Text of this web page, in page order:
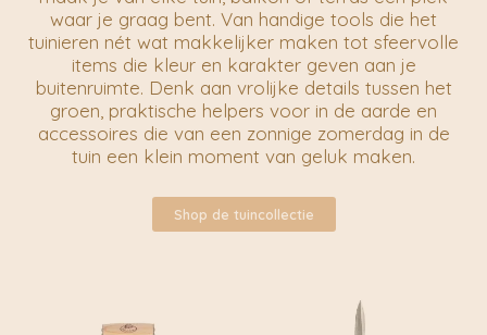
waar je graag bent. Van handige tools die het
tuinieren nét wat makkelijker maken tot sfeervolle
items die kleur en karakter geven aan je
buitenruimte. Denk aan vrolijke details tussen het
groen, praktische helpers voor in de aarde en
accessoires die van een zonnige zomerdag in de
tuin een klein moment van geluk maken.
Shop de tuincollectie